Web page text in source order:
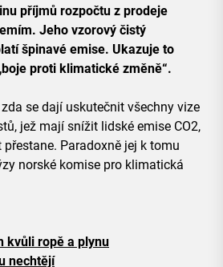
příjmů rozpočtu z prodeje
Jeho vzorový čistý
špinavé emise. Ukazuje to
proti klimatické změně“.
se dají uskutečnit všechny vize
jež mají snížit lidské emise CO2,
Paradoxně jej k tomu
norské komise pro klimatická
kvůli ropě a plynu
nechtějí